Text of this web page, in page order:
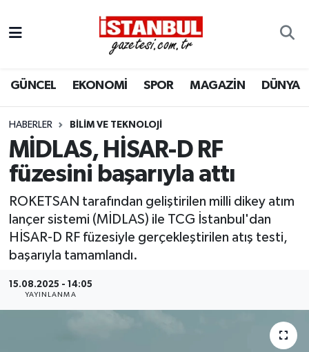
GÜNCEL EKONOMİ SPOR MAGAZİN DÜNYA
HABERLER BILIM VE TEKNOLOJI
MİDLAS, HİSAR-D RF
füzesini başarıyla attı
ROKETSAN tarafından geliştirilen milli dikey atım
lançer sistemi (MİDLAS) ile TCG İstanbul'dan
HİSAR-D RF füzesiyle gerçekleştirilen atış testi,
başarıyla tamamlandı.
15.08.2025 - 14:05
YAYINLANMA
EKONOMİ
İSTANBUL
DÜNYA
MAGAZİN
KÜLTÜR SANAT
SAĞLIK
Nöbetçi Eczaneler
Hava Durumu
Trafik Durumu
Süper Lig Puan Durumu ve Fikstür
Son Dakika Haberleri
Haber Arşivi